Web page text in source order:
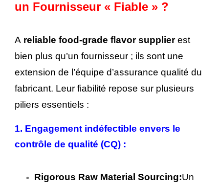
un Fournisseur « Fiable » ?
A reliable food-grade flavor supplierest
bien plus qu’un fournisseur ; ils sont une
extension de l’équipe d’assurance qualité du
fabricant. Leur fiabilité repose sur plusieurs
piliers essentiels :
1. Engagement indéfectible envers le
contrôle de qualité (CQ) :
Rigorous Raw Material Sourcing:Un